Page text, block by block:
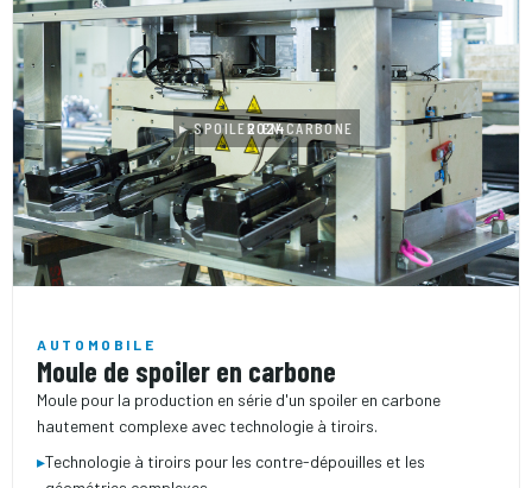
▸ SPOILER EN CARBONE
2024
AUTOMOBILE
Moule de spoiler en carbone
Moule pour la production en série d'un spoiler en carbone
hautement complexe avec technologie à tiroirs.
▸Technologie à tiroirs pour les contre-dépouilles et les